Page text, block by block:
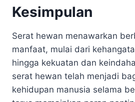
Kesimpulan
Serat hewan menawarkan
manfaat, mulai dari
hingga kekuatan dan
serat hewan telah menjadi
kehidupan manusia selama